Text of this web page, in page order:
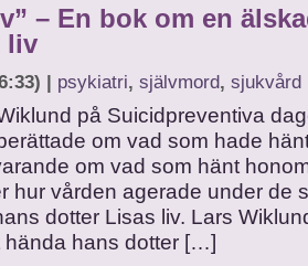
– En bok om en
liv
| psykiatri, självmord, sjukvård
på Suicidpreventiva
om vad som hade
om vad som hänt
hur vården agerade under de
dotter Lisas liv. Lars
hända hans dotter […]